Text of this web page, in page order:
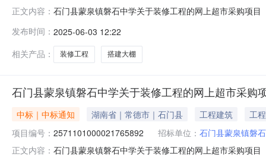
正文内容： 石门县蒙泉镇磐石中学关于装修工程的网上超市采购项
南省常德市石门县报价起止时间:-二、采购单位信息采购
发布时间： 2025-06-03 12:22
相关产品：
装修工程 搭建大棚
石门县蒙泉镇磐石中学关于装修工程的网上超市采购
中标｜中标通知 湖南省｜常德市｜石门县 工程建筑
工程
项目编号： 2571101000021765892 招标单位： 石门县蒙泉镇磐
正文内容： 石门县蒙泉镇磐石中学关于装修工程的网上超市采购项